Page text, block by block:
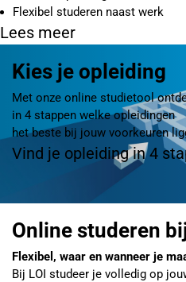
Flexibel studeren naast werk
Lees meer
Kies je opleiding
Met onze online studietool
in 4 stappen welke opleidingen
het beste bij jouw voorkeuren
Vind je opleiding in 4
Online studeren
Flexibel, waar en wanneer je
Bij LOI studeer je volledig op